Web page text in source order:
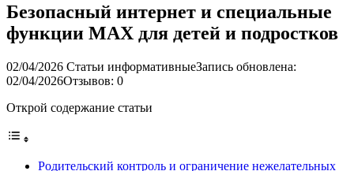
Безопасный интернет и специальные
функции MAX для детей и подростков
02/04/2026 Статьи информативныеЗапись обновлена:
02/04/2026Отзывов: 0
Открой содержание статьи
Родительский контроль и ограничение нежелательных